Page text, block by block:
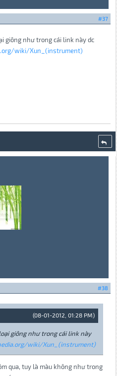
#37
giông như trong cái link này dc
wiki/Xun_(instrument)
#38
(08-01-2012, 01:28 PM)
giông như trong cái link này
wiki/Xun_(instrument)
qua, tuy là màu không như trong